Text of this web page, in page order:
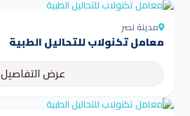
مدينة نصر
معامل تكنولاب للتحاليل الطبية
عرض التفاصيل